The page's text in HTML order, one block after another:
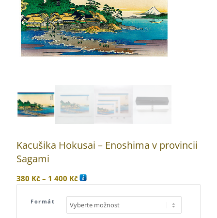
Kacušika Hokusai – Enoshima v provincii
Sagami
380 Kč – 1 400 KčRozpětí
380 Kč
až
Formát